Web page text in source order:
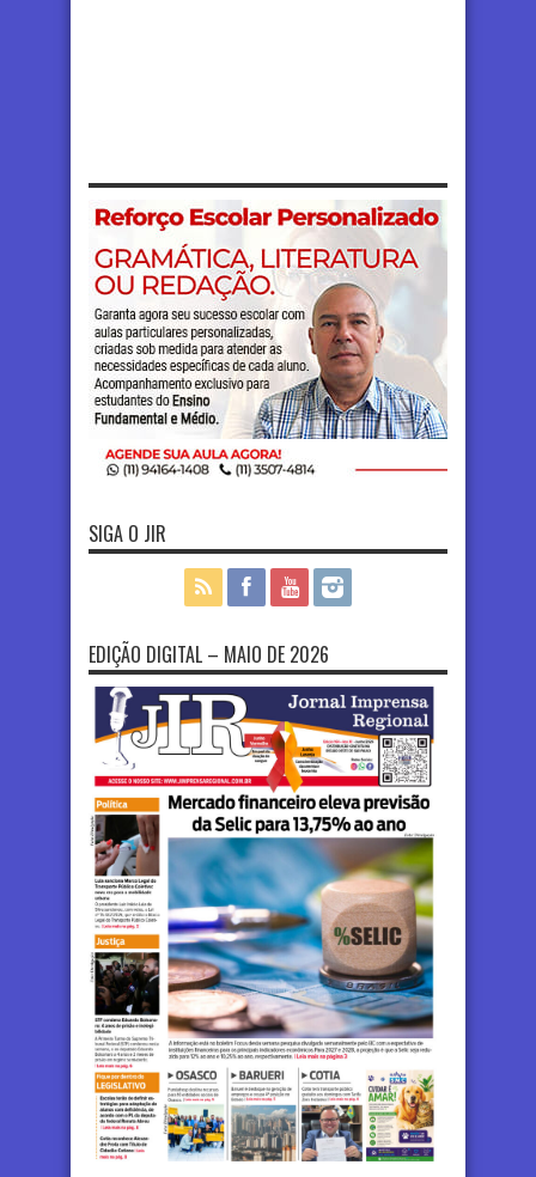
SIGA O JIR
EDIÇÃO DIGITAL – MAIO DE 2026